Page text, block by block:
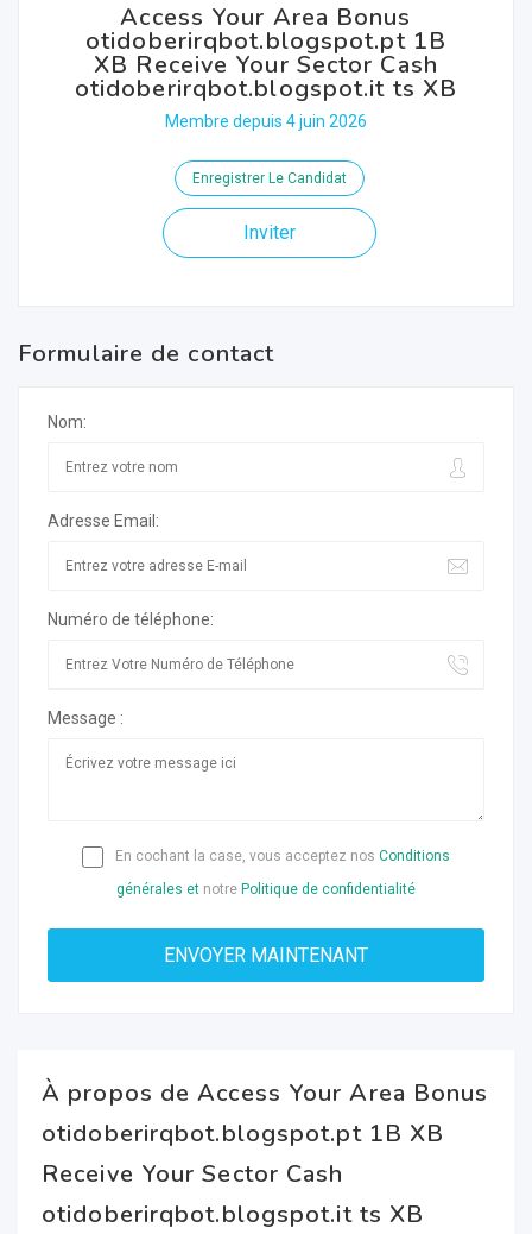
Access Your Area Bonus
otidoberirqbot.blogspot.pt 1B
XB Receive Your Sector Cash
otidoberirqbot.blogspot.it ts XB
Membre depuis 4 juin 2026
Enregistrer Le Candidat
Inviter
Formulaire de contact
Nom:
Adresse Email:
Numéro de téléphone:
Message :
En cochant la case, vous acceptez nos Conditions
générales et notre Politique de confidentialité
À propos de Access Your Area Bonus
otidoberirqbot.blogspot.pt 1B XB
Receive Your Sector Cash
otidoberirqbot.blogspot.it ts XB